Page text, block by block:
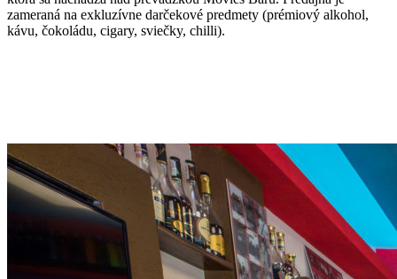
zameraná na exkluzívne darčekové predmety (prémiový alkohol,
kávu, čokoládu, cigary, sviečky, chilli).